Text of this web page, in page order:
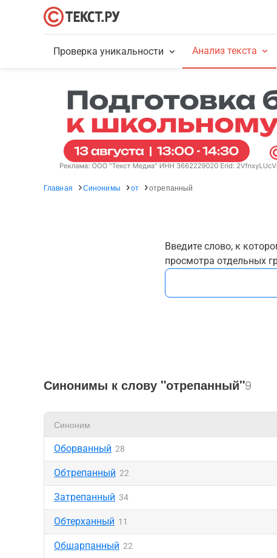
Проверка уникальности Анализ текста
Главная Синонимы от отрепанный
Введите слово, к
просмотра отдельных
Синонимы к слову "отрепанный"9
Синоним
Оборванный 28
Обтрепанный 22
Затрепанный 34
Обтерханный 11
Обшарпанный 22